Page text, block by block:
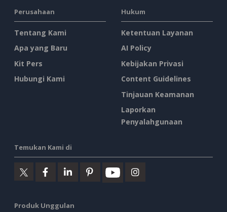
Perusahaan
Tentang Kami
Apa yang Baru
Kit Pers
Hubungi Kami
Hukum
Ketentuan Layanan
AI Policy
Kebijakan Privasi
Content Guidelines
Tinjauan Keamanan
Laporkan
Penyalahgunaan
Temukan Kami di
Produk Unggulan